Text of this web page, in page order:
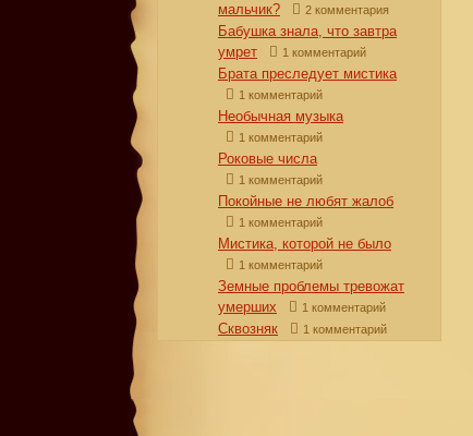
мальчик?
2 комментария
Бабушка знала, что завтра
умрет
1 комментарий
Брата преследует мистика
1 комментарий
Необычная музыка
1 комментарий
Роковые числа
1 комментарий
Покойные не любят жалоб
1 комментарий
Мистика, которой не было
1 комментарий
Земные проблемы тревожат
умерших
1 комментарий
Сквозняк 1 комментарий